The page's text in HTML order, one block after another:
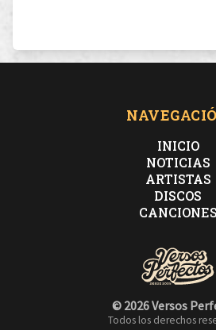
INICIO
NOTICIAS
ARTISTAS
DISCOS
CANCIONES
© 2026 Versos
Todos los derechos